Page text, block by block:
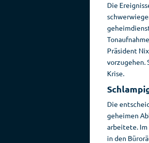
Die
Präsident
vorzugehen.
Krise.
Die
geheimen
arbeitete.
in den